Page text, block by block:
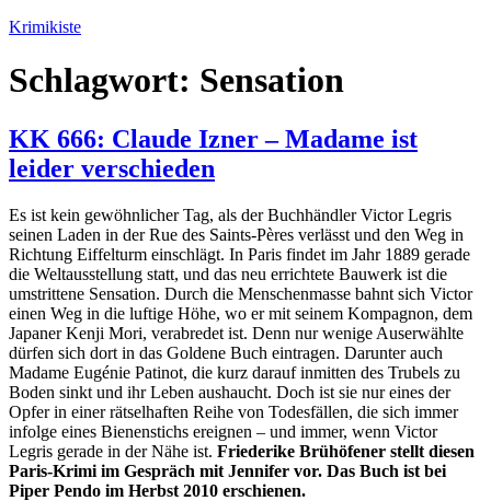
Zum
springen
Krimikiste
Schlagwort: Sensation
KK 666: Claude Izner – Madame ist
leider verschieden
Es ist kein gewöhnlicher Tag, als der Buchhändler Victor Legris
seinen Laden in der Rue des Saints-Pères verlässt und den Weg in
Richtung Eiffelturm einschlägt. In Paris findet im Jahr 1889 gerade
die Weltausstellung statt, und das neu errichtete Bauwerk ist die
umstrittene Sensation. Durch die Menschenmasse bahnt sich Victor
einen Weg in die luftige Höhe, wo er mit seinem Kompagnon, dem
Japaner Kenji Mori, verabredet ist. Denn nur wenige Auserwählte
dürfen sich dort in das Goldene Buch eintragen. Darunter auch
Madame Eugénie Patinot, die kurz darauf inmitten des Trubels zu
Boden sinkt und ihr Leben aushaucht. Doch ist sie nur eines der
Opfer in einer rätselhaften Reihe von Todesfällen, die sich immer
infolge eines Bienenstichs ereignen – und immer, wenn Victor
Legris gerade in der Nähe ist. Friederike Brühöfener stellt diesen
Paris-Krimi im Gespräch mit Jennifer vor. Das Buch ist bei
Piper Pendo im Herbst 2010 erschienen.